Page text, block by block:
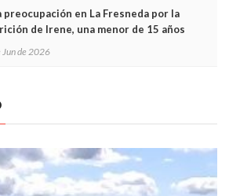
preocupación en La Fresneda por la
de Irene, una menor de 15 años
Jun de 2026